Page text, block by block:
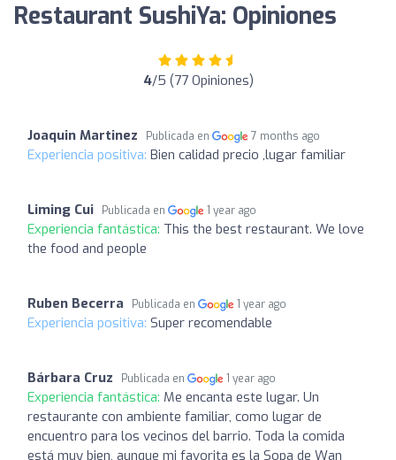
Restaurant SushiYa: Opiniones
4/5 (77 Opiniones)
Joaquin Martinez Publicada en 7 months ago
Experiencia positiva: Bien calidad precio ,lugar familiar
Liming Cui Publicada en 1 year ago
Experiencia fantástica: This the best restaurant. We love
the food and people
Ruben Becerra Publicada en 1 year ago
Experiencia positiva: Super recomendable
Bárbara Cruz Publicada en 1 year ago
Experiencia fantástica: Me encanta este lugar. Un
restaurante con ambiente familiar, como lugar de
encuentro para los vecinos del barrio. Toda la comida
está muy bien, aunque mi favorita es la Sopa de Wan